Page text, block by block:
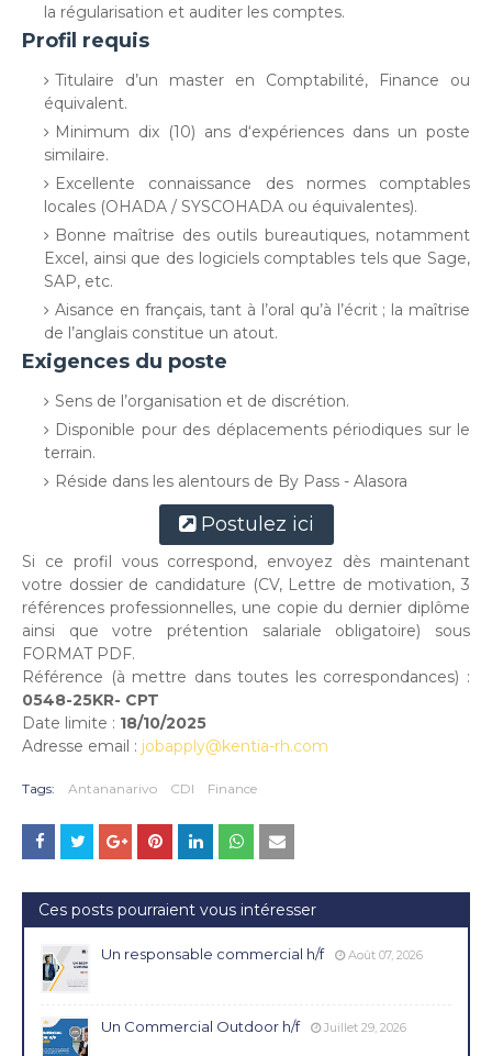
la régularisation et auditer les comptes.
Profil requis
Titulaire d’un master en Comptabilité, Finance ou
équivalent.
Minimum dix (10) ans d‘expériences dans un poste
similaire.
Excellente connaissance des normes comptables
locales (OHADA / SYSCOHADA ou équivalentes).
Bonne maîtrise des outils bureautiques, notamment
Excel, ainsi que des logiciels comptables tels que Sage,
SAP, etc.
Aisance en français, tant à l’oral qu’à l’écrit ; la maîtrise
de l’anglais constitue un atout.
Exigences du poste
Sens de l’organisation et de discrétion.
Disponible pour des déplacements périodiques sur le
terrain.
Réside dans les alentours de By Pass - Alasora
Postulez ici
Si ce profil vous correspond, envoyez dès maintenant
votre dossier de candidature (CV, Lettre de motivation, 3
références professionnelles, une copie du dernier diplôme
ainsi que votre prétention salariale obligatoire) sous
FORMAT PDF.
Référence (à mettre dans toutes les correspondances) :
0548-25KR- CPT
Date limite : 18/10/2025
Adresse email : jobapply@kentia-rh.com
Tags: Antananarivo CDI Finance
Ces posts pourraient vous intéresser
Un responsable commercial h/f Août 07, 2026
Un Commercial Outdoor h/f Juillet 29, 2026